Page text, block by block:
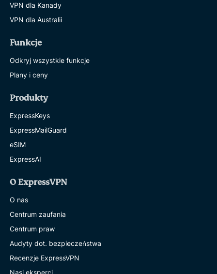
VPN dla Kanady
VPN dla Australii
Funkcje
Odkryj wszystkie funkcje
Plany i ceny
Produkty
ExpressKeys
ExpressMailGuard
eSIM
ExpressAI
O ExpressVPN
O nas
Centrum zaufania
Centrum praw
Audyty dot. bezpieczeństwa
Recenzje ExpressVPN
Nasi eksperci